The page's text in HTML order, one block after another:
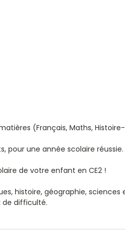
(Français, Maths,
pour une année scolaire réussie.
de votre enfant en CE2 !
histoire, géographie,
de difficulté.